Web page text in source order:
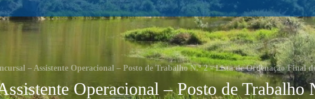
– Assistente Operacional – Posto de Trabalho N.º 2 - Lista de Ordenação Final
Operacional – Posto de Trabalho